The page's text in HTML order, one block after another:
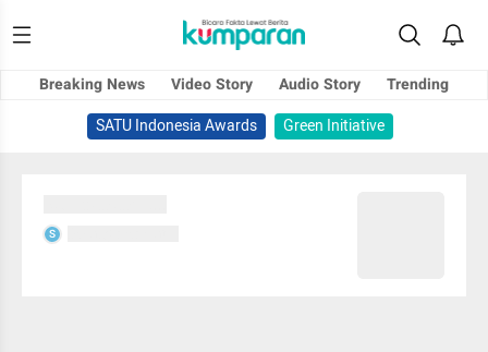
Breaking News Video Story Audio Story
Trending
SATU Indonesia Awards
Green Initiative
S